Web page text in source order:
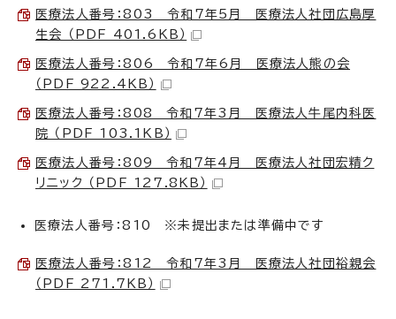
医療法人番号：803 令和7年5月 医療法人社団広島厚
生会 （PDF 401.6KB）
医療法人番号：806 令和7年6月 医療法人熊の会
（PDF 922.4KB）
医療法人番号：808 令和7年3月 医療法人牛尾内科医
院 （PDF 103.1KB）
医療法人番号：809 令和7年4月 医療法人社団宏精ク
リニック （PDF 127.8KB）
医療法人番号：810 ※未提出または準備中です
医療法人番号：812 令和7年3月 医療法人社団裕親会
（PDF 271.7KB）